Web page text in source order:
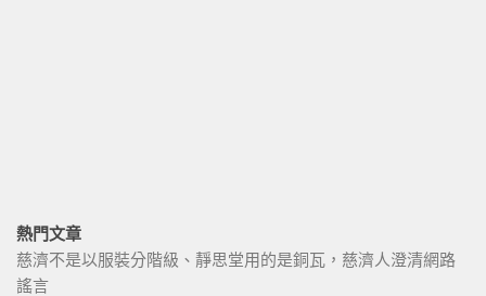
熱門文章
慈濟不是以服裝分階級、靜思堂用的是銅瓦，慈濟人澄清網路
謠言